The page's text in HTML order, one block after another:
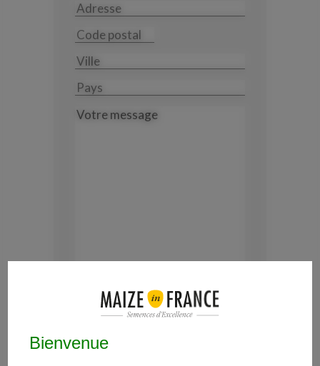
Adresse
Code
Ville
Pays
Votre
RGPDJ’ai lu et j’accepte les conditions
Bienvenue